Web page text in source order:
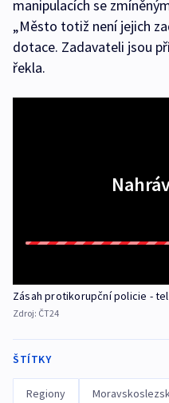
manipulacích se
„Město totiž není jejich
dotace. Zadavateli jsou
řekla.
Zásah protikorupční policie -
Zdroj: ČT24
ŠTÍTKY
Regiony